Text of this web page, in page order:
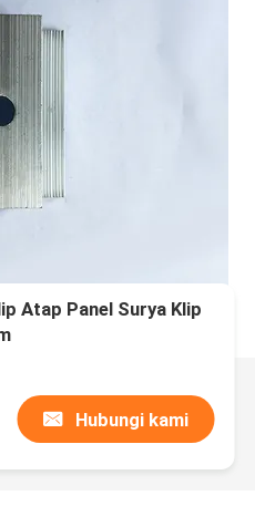
Atap Panel Surya Klip
Hubungi kami